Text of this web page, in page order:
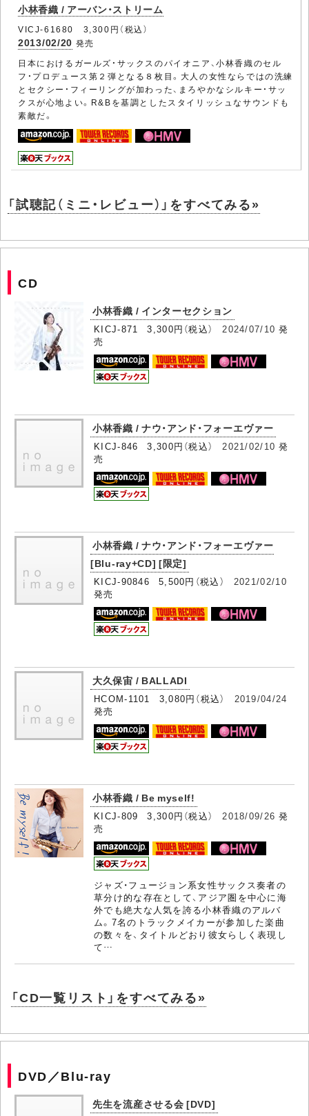
小林香織 / アーバン・ストリーム
VICJ-61680 3,300円（税込）
2013/02/20 発売
日本におけるガールズ・サックスのパイオニア、小林香織のセル
フ・プロデュース第２弾となる８枚目。大人の女性ならではの洗練
とセクシー・フィーリングが加わった、まろやかなシルキー・サッ
クスが心地よい。R&Bを基調としたスタイリッシュなサウンドも
素敵だ。
「試聴記（ミニ・レビュー）」をすべてみる»
CD
小林香織 / インターセクション
KICJ-871 3,300円（税込）2024/07/10 発
売
小林香織 / ナウ・アンド・フォーエヴァー
KICJ-846 3,300円（税込）2021/02/10 発
売
小林香織 / ナウ・アンド・フォーエヴァー
[Blu-ray+CD] [限定]
KICJ-90846 5,500円（税込） 2021/02/10
発売
大久保宙 / BALLADI
HCOM-1101 3,080円（税込） 2019/04/24
発売
小林香織 / Be myself!
KICJ-809 3,300円（税込）2018/09/26 発
売
ジャズ・フュージョン系女性サックス奏者の
草分け的な存在として、アジア圏を中心に海
外でも絶大な人気を誇る小林香織のアルバ
ム。7名のトラックメイカーが参加した楽曲
の数々を、タイトルどおり彼女らしく表現し
て…
「CD一覧リスト」をすべてみる»
DVD／Blu-ray
先生を流産させる会 [DVD]